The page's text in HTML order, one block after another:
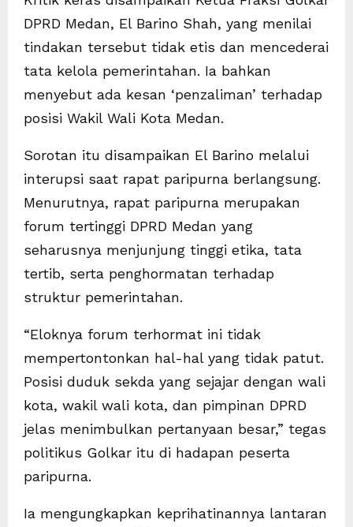
DPRD Medan, El Barino Shah, yang menilai
tindakan tersebut tidak etis dan mencederai
tata kelola pemerintahan. Ia bahkan
menyebut ada kesan ‘penzaliman’ terhadap
posisi Wakil Wali Kota Medan.
Sorotan itu disampaikan El Barino melalui
interupsi saat rapat paripurna berlangsung.
Menurutnya, rapat paripurna merupakan
forum tertinggi DPRD Medan yang
seharusnya menjunjung tinggi etika, tata
tertib, serta penghormatan terhadap
struktur pemerintahan.
“Eloknya forum terhormat ini tidak
mempertontonkan hal-hal yang tidak patut.
Posisi duduk sekda yang sejajar dengan wali
kota, wakil wali kota, dan pimpinan DPRD
jelas menimbulkan pertanyaan besar,” tegas
politikus Golkar itu di hadapan peserta
paripurna.
Ia mengungkapkan keprihatinannya lantaran